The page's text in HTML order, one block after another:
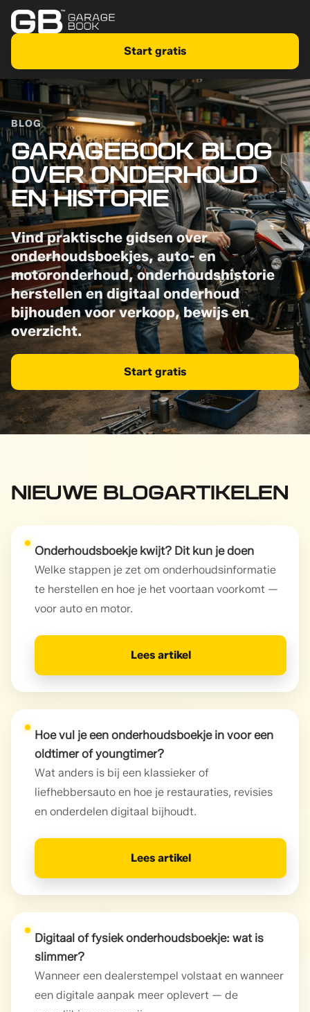
Start gratis
BLOG
GARAGEBOOK BLOG
OVER ONDERHOUD
EN HISTORIE
Vind praktische gidsen over
onderhoudsboekjes, auto- en
motoronderhoud, onderhoudshistorie
herstellen en digitaal onderhoud
bijhouden voor verkoop, bewijs en
overzicht.
Start gratis
NIEUWE BLOGARTIKELEN
Onderhoudsboekje kwijt? Dit kun je doen
Welke stappen je zet om onderhoudsinformatie
te herstellen en hoe je het voortaan voorkomt —
voor auto en motor.
Lees artikel
Hoe vul je een onderhoudsboekje in voor een
oldtimer of youngtimer?
Wat anders is bij een klassieker of
liefhebbersauto en hoe je restauraties, revisies
en onderdelen digitaal bijhoudt.
Lees artikel
Digitaal of fysiek onderhoudsboekje: wat is
slimmer?
Wanneer een dealerstempel volstaat en wanneer
een digitale aanpak meer oplevert — de